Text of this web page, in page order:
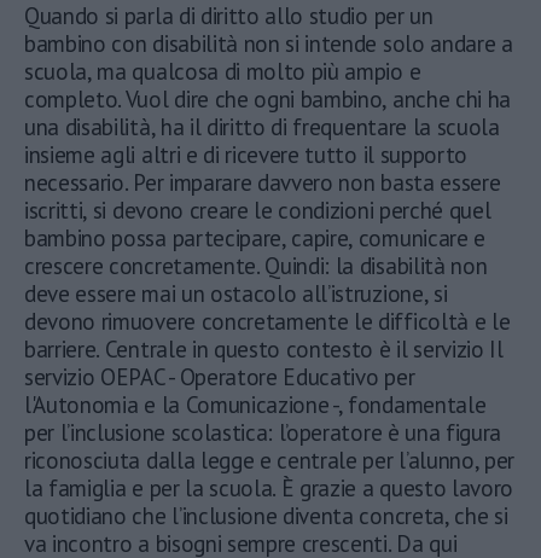
Quando si parla di diritto allo studio per un
bambino con disabilità non si intende solo andare a
scuola, ma qualcosa di molto più ampio e
completo. Vuol dire che ogni bambino, anche chi ha
una disabilità, ha il diritto di frequentare la scuola
insieme agli altri e di ricevere tutto il supporto
necessario. Per imparare davvero non basta essere
iscritti, si devono creare le condizioni perché quel
bambino possa partecipare, capire, comunicare e
crescere concretamente. Quindi: la disabilità non
deve essere mai un ostacolo all’istruzione, si
devono rimuovere concretamente le difficoltà e le
barriere. Centrale in questo contesto è il servizio Il
servizio OEPAC - Operatore Educativo per
l'Autonomia e la Comunicazione -, fondamentale
per l’inclusione scolastica: l’operatore è una figura
riconosciuta dalla legge e centrale per l’alunno, per
la famiglia e per la scuola. È grazie a questo lavoro
quotidiano che l’inclusione diventa concreta, che si
va incontro a bisogni sempre crescenti. Da qui